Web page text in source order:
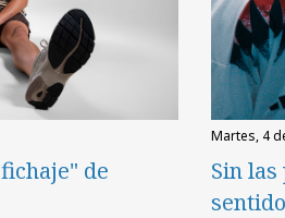
de
martes, 4
Sin
sentido